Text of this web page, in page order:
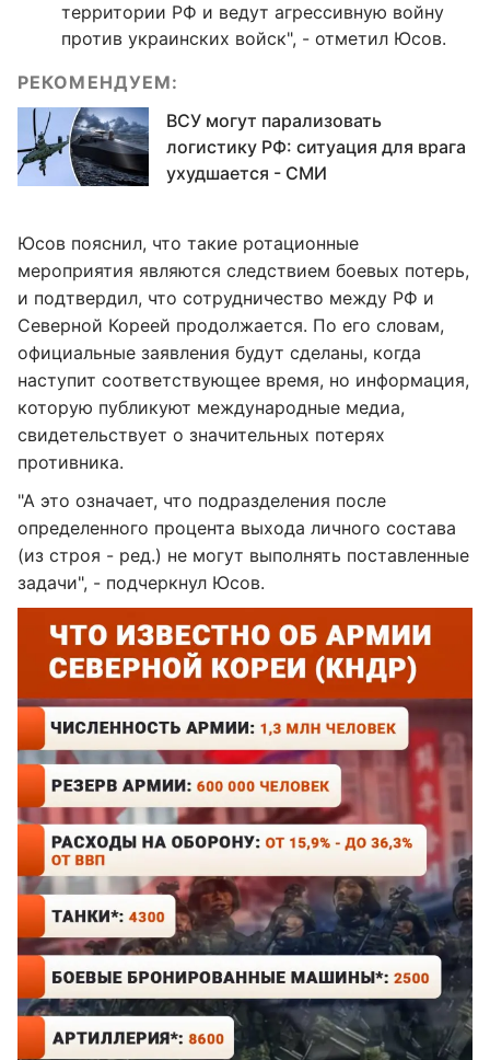
территории РФ и ведут агрессивную войну
против украинских войск", - отметил Юсов.
РЕКОМЕНДУЕМ:
ВСУ могут парализовать
логистику РФ: ситуация для врага
ухудшается - СМИ
Юсов пояснил, что такие ротационные
мероприятия являются следствием боевых потерь,
и подтвердил, что сотрудничество между РФ и
Северной Кореей продолжается. По его словам,
официальные заявления будут сделаны, когда
наступит соответствующее время, но информация,
которую публикуют международные медиа,
свидетельствует о значительных потерях
противника.
"А это означает, что подразделения после
определенного процента выхода личного состава
(из строя - ред.) не могут выполнять поставленные
задачи", - подчеркнул Юсов.